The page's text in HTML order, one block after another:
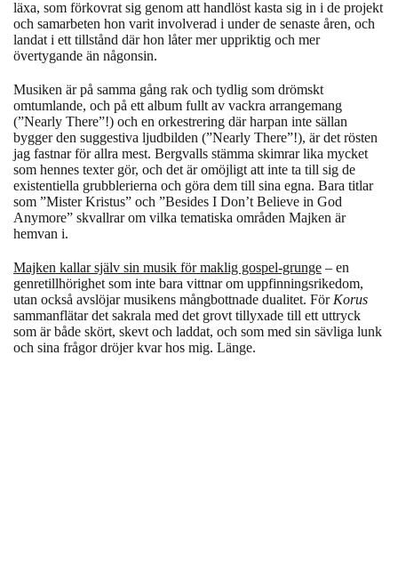
läxa, som förkovrat sig genom att handlöst kasta sig in i de projekt
och samarbeten hon varit involverad i under de senaste åren, och
landat i ett tillstånd där hon låter mer uppriktig och mer
övertygande än någonsin.
Musiken är på samma gång rak och tydlig som drömskt
omtumlande, och på ett album fullt av vackra arrangemang
(”Nearly There”!) och en orkestrering där harpan inte sällan
bygger den suggestiva ljudbilden (”Nearly There”!), är det rösten
jag fastnar för allra mest. Bergvalls stämma skimrar lika mycket
som hennes texter gör, och det är omöjligt att inte ta till sig de
existentiella grubblerierna och göra dem till sina egna. Bara titlar
som ”Mister Kristus” och ”Besides I Don’t Believe in God
Anymore” skvallrar om vilka tematiska områden Majken är
hemvan i.
Majken kallar själv sin musik för maklig gospel-grunge – en
genretillhörighet som inte bara vittnar om uppfinningsrikedom,
utan också avslöjar musikens mångbottnade dualitet. För Korus
sammanflätar det sakrala med det grovt tillyxade till ett uttryck
som är både skört, skevt och laddat, och som med sin sävliga lunk
och sina frågor dröjer kvar hos mig. Länge.